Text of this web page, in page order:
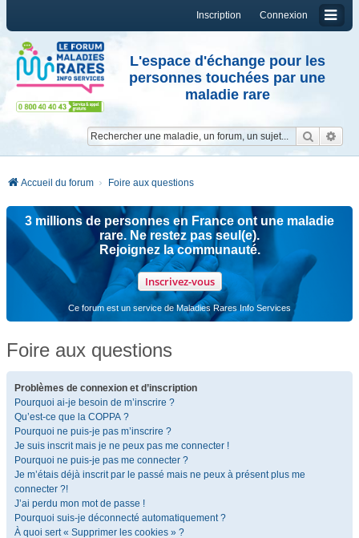
Connexion
Inscription
L'espace d'échange pour les
personnes touchées par une
maladie rare
Accueil du forum Foire aux questions
3 millions de personnes en France ont une maladie
rare. Ne restez pas seul(e).
Rejoignez la communauté.
Inscrivez-vous
Ce forum est un service de Maladies Rares Info Services
Foire aux questions
Problèmes de connexion et d’inscription
Pourquoi ai-je besoin de m’inscrire ?
Qu’est-ce que la COPPA ?
Pourquoi ne puis-je pas m’inscrire ?
Je suis inscrit mais je ne peux pas me connecter !
Pourquoi ne puis-je pas me connecter ?
Je m’étais déjà inscrit par le passé mais ne peux à présent plus me
connecter ?!
J’ai perdu mon mot de passe !
Pourquoi suis-je déconnecté automatiquement ?
À quoi sert « Supprimer les cookies » ?